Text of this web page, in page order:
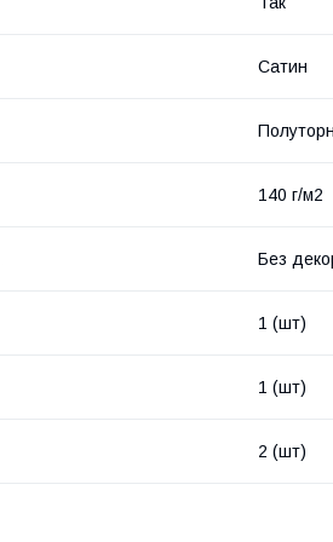
Сатин
140 г/м2
Без
1 (шт)
1 (шт)
2 (шт)